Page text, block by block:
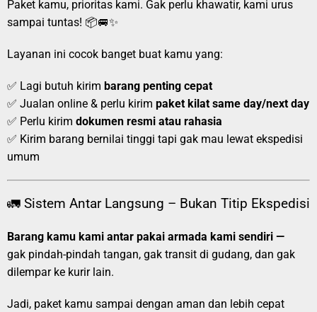
Paket kamu, prioritas kami. Gak perlu khawatir, kami urus
sampai tuntas! 📦🚐✨
Layanan ini cocok banget buat kamu yang:
✅ Lagi butuh kirim barang penting cepat
✅ Jualan online & perlu kirim paket kilat same day/next day
✅ Perlu kirim dokumen resmi atau rahasia
✅ Kirim barang bernilai tinggi tapi gak mau lewat ekspedisi
umum
🚛 Sistem Antar Langsung – Bukan Titip Ekspedisi
Barang kamu kami antar pakai armada kami sendiri —
gak pindah-pindah tangan, gak transit di gudang, dan gak
dilempar ke kurir lain.
Jadi, paket kamu sampai dengan aman dan lebih cepat